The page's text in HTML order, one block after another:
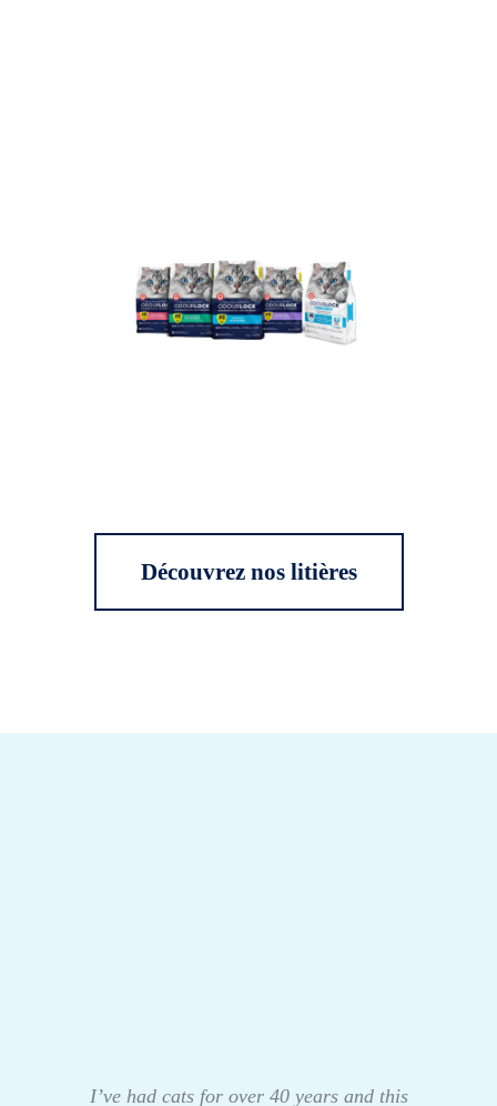
Découvrez nos litières
I’ve had cats for over 40 years and this